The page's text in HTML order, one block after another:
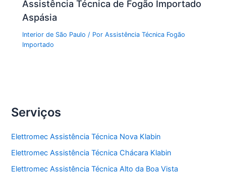
Assistência Técnica de Fogão Importado
Aspásia
Interior de São Paulo / PorAssistência Técnica Fogão
Importado
Serviços
Elettromec Assistência Técnica Nova Klabin
Elettromec Assistência Técnica Chácara Klabin
Elettromec Assistência Técnica Alto da Boa Vista